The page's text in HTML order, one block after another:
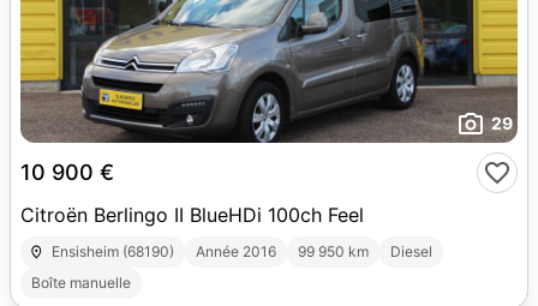
29
10 900 €
Citroën Berlingo II BlueHDi 100ch Feel
Ensisheim (68190) Année 2016 99 950 km
Diesel
Boîte manuelle